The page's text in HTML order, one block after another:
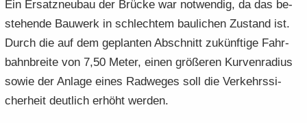
Ein Er­satz­neu­bau der Brü­cke war not­wen­dig, da das be­
stehen­de Bau­werk in schlech­tem bau­li­chen Zu­stand ist.
Durch die auf dem ge­plan­ten Ab­schnitt zu­künf­ti­ge Fahr­
bahn­brei­te von 7,50 Meter, einen grö­ße­ren Kur­ven­ra­di­us
sowie der An­la­ge eines Rad­we­ges soll die Ver­kehrs­si­
cher­heit deut­lich er­höht wer­den.